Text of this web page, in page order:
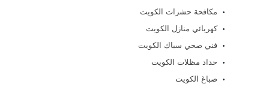
مكافحة حشرات الكويت
كهربائي منازل الكويت
فني صحي سباك الكويت
حداد مظلات الكويت
صباغ الكويت